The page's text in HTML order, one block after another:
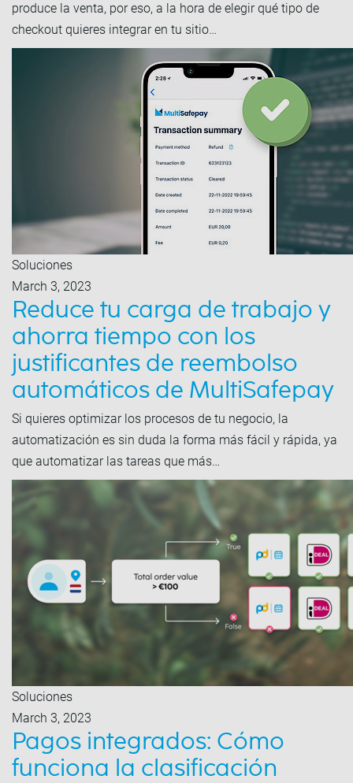
produce la venta, por eso, a la hora de elegir qué tipo de
checkout quieres integrar en tu sitio…
Soluciones
March 3, 2023
Reduce tu carga de trabajo y
ahorra tiempo con los
justificantes de reembolso
automáticos de MultiSafepay
Si quieres optimizar los procesos de tu negocio, la
automatización es sin duda la forma más fácil y rápida, ya
que automatizar las tareas que más…
Soluciones
March 3, 2023
Pagos integrados: Cómo
funciona la clasificación